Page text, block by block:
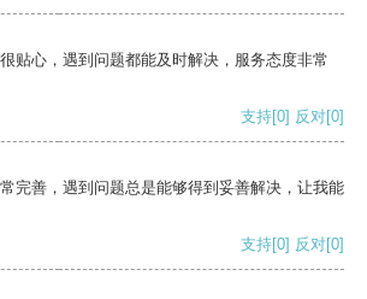
贴心，遇到问题都能及时解决，服务态度非常
支持[0] 反对[0]
完善，遇到问题总是能够得到妥善解决，让我能
支持[0] 反对[0]